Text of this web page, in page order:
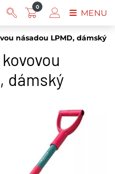
násadou LPMD, dámský
dámský
0
MENU